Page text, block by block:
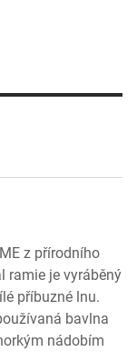
z přírodního
ramie je vyráběný
příbuzné lnu.
bavlna
nádobím